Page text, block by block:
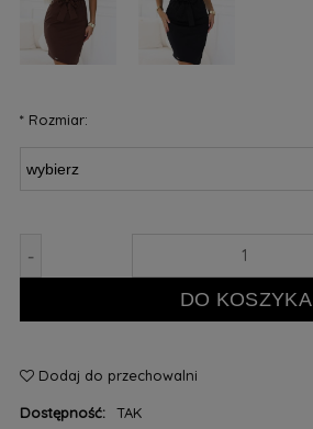
*Rozmiar:
-
DO KOSZYKA
Dodaj do przechowalni
Dostępność: TAK